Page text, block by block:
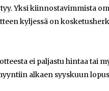
Yksi kiinnostavimmista
kyljessä on
ei paljastu hintaa tai
alkaen syyskuun